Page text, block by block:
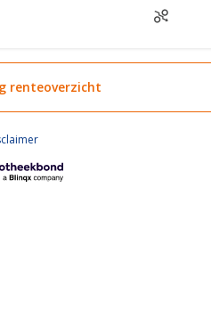
renteoverzicht